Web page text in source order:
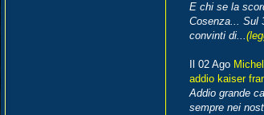
E chi se la
Cosenza... Sul
convinti di...
Il 02 Ago
addio kaiser
Addio grande
sempre nei